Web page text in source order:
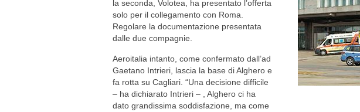
la seconda, Volotea, ha presentato l’offerta
solo per il collegamento con Roma.
Regolare la documentazione presentata
dalle due compagnie.
Aeroitalia intanto, come confermato dall’ad
Gaetano Intrieri, lascia la base di Alghero e
fa rotta su Cagliari. “Una decisione difficile
– ha dichiarato Intrieri – , Alghero ci ha
dato grandissima soddisfazione, ma come